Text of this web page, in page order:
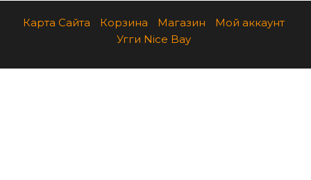
Карта Сайта Корзина Магазин
Мой аккаунт
Угги Nice Bay